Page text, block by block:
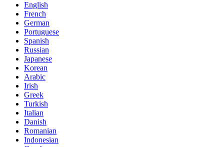
English
French
German
Portuguese
Spanish
Russian
Japanese
Korean
Arabic
Irish
Greek
Turkish
Italian
Danish
Romanian
Indonesian